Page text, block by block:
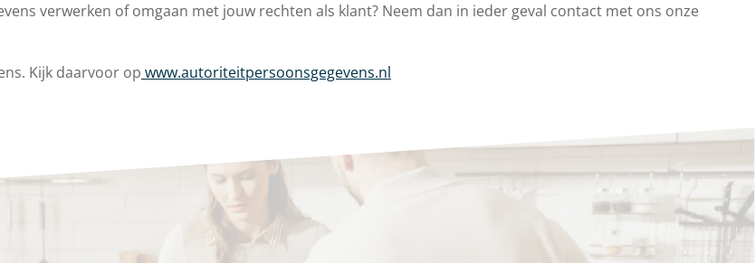
verwerken of omgaan met jouw rechten als klant? Neem dan in ieder geval contact met ons onze
Kijk daarvoor op www.autoriteitpersoonsgegevens.nl